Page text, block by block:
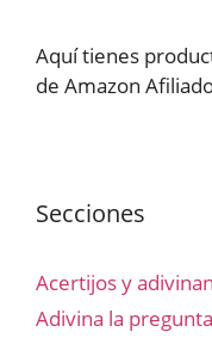
Aquí tienes
de Amazon
Secciones
Acertijos y
Adivina la pregunta